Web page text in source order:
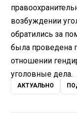
возбуждении
обратились за
была проведена
отношении
уголовные дела.
АКТУАЛЬНО